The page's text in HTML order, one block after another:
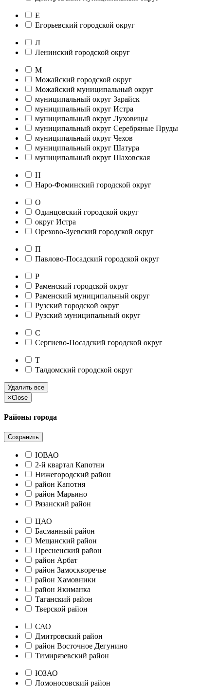
Е
Егорьевский городской округ
Л
Ленинский городской округ
М
Можайский городской округ
Можайский муниципальный округ
муниципальный округ Зарайск
муниципальный округ Истра
муниципальный округ Луховицы
муниципальный округ Серебряные Пруды
муниципальный округ Чехов
муниципальный округ Шатура
муниципальный округ Шаховская
Н
Наро-Фоминский городской округ
О
Одинцовский городской округ
округ Истра
Орехово-Зуевский городской округ
П
Павлово-Посадский городской округ
Р
Раменский городской округ
Раменский муниципальный округ
Рузский городской округ
Рузский муниципальный округ
С
Сергиево-Посадский городской округ
Т
Талдомский городской округ
Удалить все
×Close
Районы города
Сохранить
ЮВАО
2-й квартал Капотни
Нижегородский район
район Капотня
район Марьино
Рязанский район
ЦАО
Басманный район
Мещанский район
Пресненский район
район Арбат
район Замоскворечье
район Хамовники
район Якиманка
Таганский район
Тверской район
САО
Дмитровский район
район Восточное Дегунино
Тимирязевский район
ЮЗАО
Ломоносовский район